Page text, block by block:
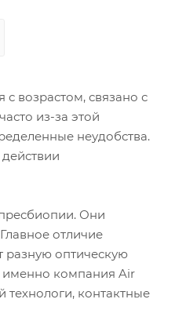
возрастом, связано с
из-за этой
неудобства.
Они
отличие
разную оптическую
именно компания Air
технологи, контактные